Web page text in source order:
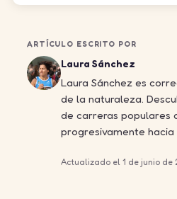
ARTÍCULO ESCRITO POR
Laura Sánchez
Laura Sánchez es
de la naturaleza.
de carreras populares
progresivamente
Actualizado el 1 de junio de